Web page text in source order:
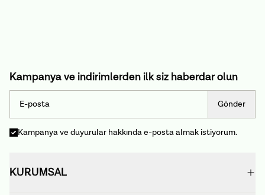
Kampanya ve indirimlerden ilk siz haberdar olun
Gönder
Kampanya ve duyurular hakkında e-posta almak istiyorum.
KURUMSAL